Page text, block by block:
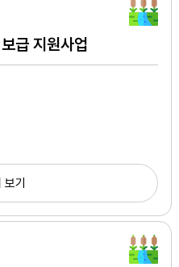
급 지원사업
기